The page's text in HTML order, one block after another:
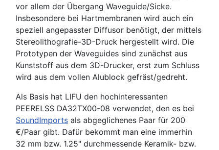
vor allem der Übergang Waveguide/Sicke.
Insbesondere bei Hartmembranen wird auch ein
speziell angepasster Diffusor benötigt, der mittels
Stereolithografie-3D-Druck hergestellt wird. Die
Prototypen der Waveguides sind zunächst aus
Kunststoff aus dem 3D-Drucker, erst zum Schluss
wird aus dem vollen Alublock gefräst/gedreht.
Als Basis hat LIFU den hochinteressanten
PEERELSS DA32TX00-08 verwendet, den es bei
SoundImports als abgeglichenes Paar für 200
€/Paar gibt. Dafür bekommt man eine immerhin
32 mm bzw. 1.25" durchmessende Keramik- bzw.